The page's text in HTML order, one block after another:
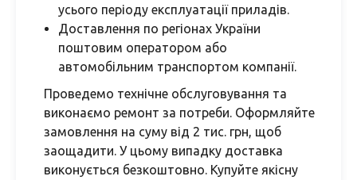
усього періоду експлуатації приладів.
Доставлення по регіонах України
поштовим оператором або
автомобільним транспортом компанії.
Проведемо технічне обслуговування та
виконаємо ремонт за потреби. Оформляйте
замовлення на суму від 2 тис. грн, щоб
заощадити. У цьому випадку доставка
виконується безкоштовно. Купуйте якісну